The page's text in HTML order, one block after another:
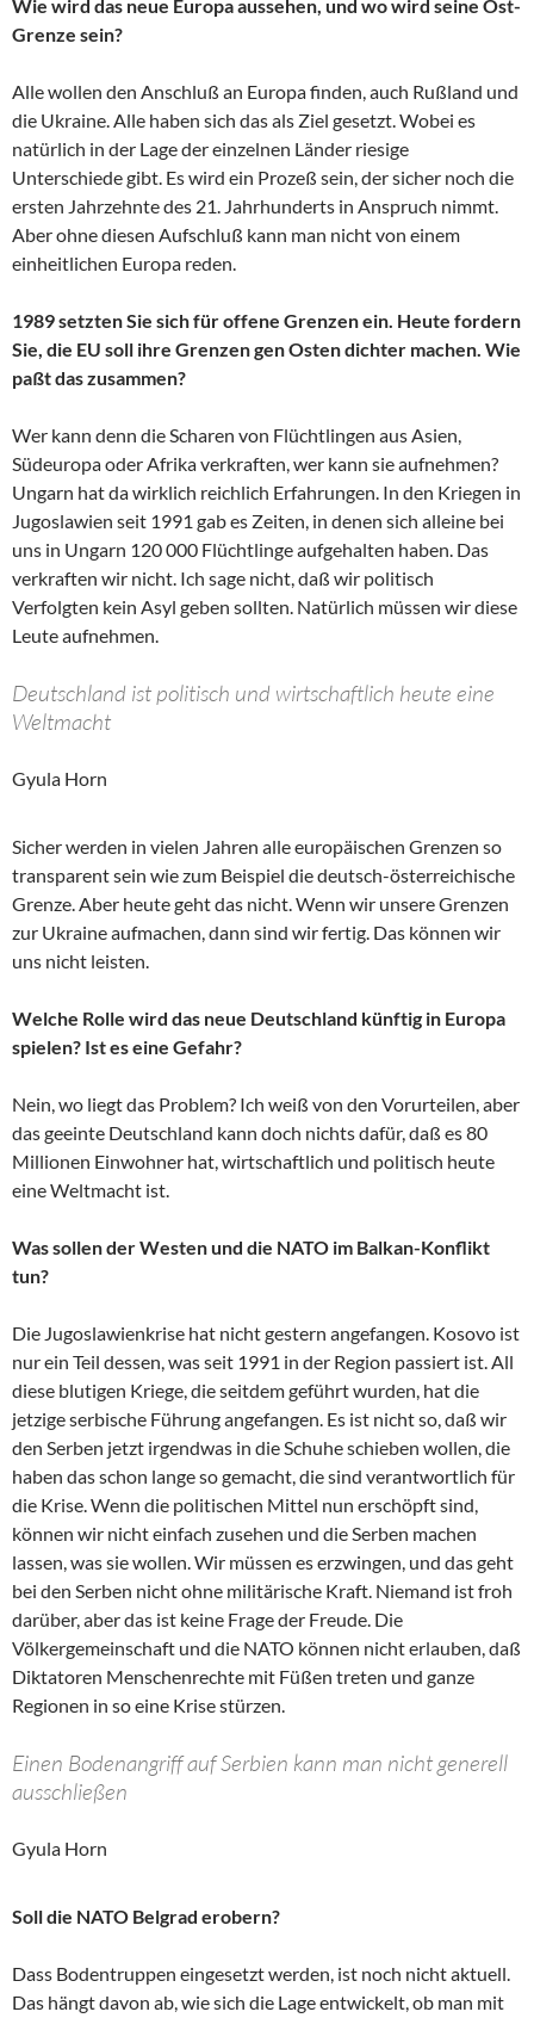
Wie wird das neue Europa aussehen, und wo wird seine Ost-
Grenze sein?
Alle wollen den Anschluß an Europa finden, auch Rußland und
die Ukraine. Alle haben sich das als Ziel gesetzt. Wobei es
natürlich in der Lage der einzelnen Länder riesige
Unterschiede gibt. Es wird ein Prozeß sein, der sicher noch die
ersten Jahrzehnte des 21. Jahrhunderts in Anspruch nimmt.
Aber ohne diesen Aufschluß kann man nicht von einem
einheitlichen Europa reden.
1989 setzten Sie sich für offene Grenzen ein. Heute fordern
Sie, die EU soll ihre Grenzen gen Osten dichter machen. Wie
paßt das zusammen?
Wer kann denn die Scharen von Flüchtlingen aus Asien,
Südeuropa oder Afrika verkraften, wer kann sie aufnehmen?
Ungarn hat da wirklich reichlich Erfahrungen. In den Kriegen in
Jugoslawien seit 1991 gab es Zeiten, in denen sich alleine bei
uns in Ungarn 120 000 Flüchtlinge aufgehalten haben. Das
verkraften wir nicht. Ich sage nicht, daß wir politisch
Verfolgten kein Asyl geben sollten. Natürlich müssen wir diese
Leute aufnehmen.
Deutschland ist politisch und wirtschaftlich heute eine
Weltmacht
Gyula Horn
Sicher werden in vielen Jahren alle europäischen Grenzen so
transparent sein wie zum Beispiel die deutsch-österreichische
Grenze. Aber heute geht das nicht. Wenn wir unsere Grenzen
zur Ukraine aufmachen, dann sind wir fertig. Das können wir
uns nicht leisten.
Welche Rolle wird das neue Deutschland künftig in Europa
spielen? Ist es eine Gefahr?
Nein, wo liegt das Problem? Ich weiß von den Vorurteilen, aber
das geeinte Deutschland kann doch nichts dafür, daß es 80
Millionen Einwohner hat, wirtschaftlich und politisch heute
eine Weltmacht ist.
Was sollen der Westen und die NATO im Balkan-Konflikt
tun?
Die Jugoslawienkrise hat nicht gestern angefangen. Kosovo ist
nur ein Teil dessen, was seit 1991 in der Region passiert ist. All
diese blutigen Kriege, die seitdem geführt wurden, hat die
jetzige serbische Führung angefangen. Es ist nicht so, daß wir
den Serben jetzt irgendwas in die Schuhe schieben wollen, die
haben das schon lange so gemacht, die sind verantwortlich für
die Krise. Wenn die politischen Mittel nun erschöpft sind,
können wir nicht einfach zusehen und die Serben machen
lassen, was sie wollen. Wir müssen es erzwingen, und das geht
bei den Serben nicht ohne militärische Kraft. Niemand ist froh
darüber, aber das ist keine Frage der Freude. Die
Völkergemeinschaft und die NATO können nicht erlauben, daß
Diktatoren Menschenrechte mit Füßen treten und ganze
Regionen in so eine Krise stürzen.
Einen Bodenangriff auf Serbien kann man nicht generell
ausschließen
Gyula Horn
Soll die NATO Belgrad erobern?
Dass Bodentruppen eingesetzt werden, ist noch nicht aktuell.
Das hängt davon ab, wie sich die Lage entwickelt, ob man mit